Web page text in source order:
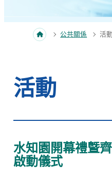
公共關係 活動
活動
水知園開幕禮曁
啟動儀式